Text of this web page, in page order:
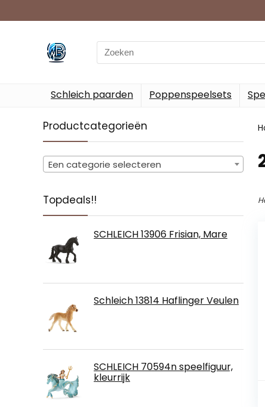
Search
for:
Schleich paarden Poppenspeelsets
Productcategorieën
Een categorie selecteren
Topdeals!!
SCHLEICH 13906 Frisian, Mare
Schleich 13814 Haflinger Veulen
SCHLEICH 70594n speelfiguur,
kleurrijk